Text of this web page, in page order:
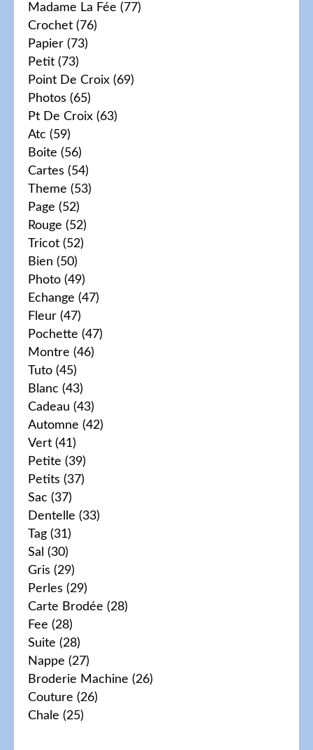
Madame La Fée (77)
Crochet (76)
Papier (73)
Petit (73)
Point De Croix (69)
Photos (65)
Pt De Croix (63)
Atc (59)
Boite (56)
Cartes (54)
Theme (53)
Page (52)
Rouge (52)
Tricot (52)
Bien (50)
Photo (49)
Echange (47)
Fleur (47)
Pochette (47)
Montre (46)
Tuto (45)
Blanc (43)
Cadeau (43)
Automne (42)
Vert (41)
Petite (39)
Petits (37)
Sac (37)
Dentelle (33)
Tag (31)
Sal (30)
Gris (29)
Perles (29)
Carte Brodée (28)
Fee (28)
Suite (28)
Nappe (27)
Broderie Machine (26)
Couture (26)
Chale (25)